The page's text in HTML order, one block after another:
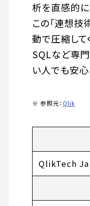
析を直感的
この「連想技
動で圧縮して
SQLなど専
い人でも安心
※ 参照元：Qlik
QlikTech